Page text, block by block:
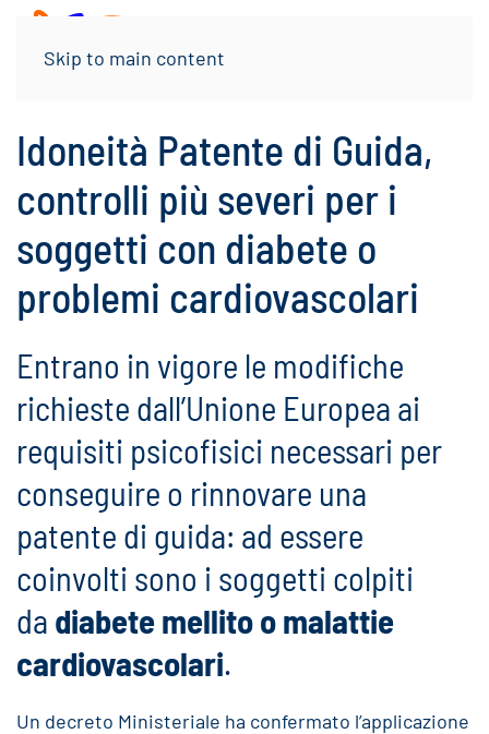
Skip to main content
Idoneità Patente di Guida,
controlli più severi per i
soggetti con diabete o
problemi cardiovascolari
Entrano in vigore le modifiche
richieste dall’Unione Europea ai
requisiti psicofisici necessari per
conseguire o rinnovare una
patente di guida: ad essere
coinvolti sono i soggetti colpiti
da diabete mellito o malattie
cardiovascolari.
Un decreto Ministeriale ha confermato l’applicazione